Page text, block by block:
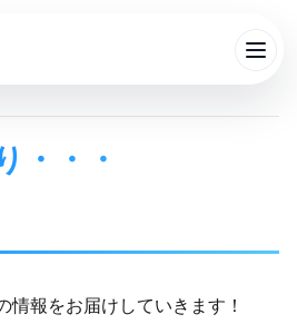
・・・​
情報をお届けしていきます！